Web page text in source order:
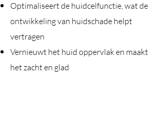
Optimaliseert de huidcelfunctie, wat de
ontwikkeling van huidschade helpt
vertragen
Vernieuwt het huid oppervlak en maakt
het zacht en glad